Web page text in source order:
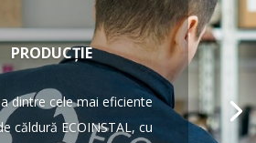
PRODUCȚIE
dintre cele mai eficiente
căldură ECOINSTAL, cu